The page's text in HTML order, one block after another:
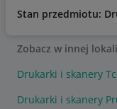
Stan przedmiotu:
Zobacz w innej
Drukarki i skanery
Drukarki i skanery